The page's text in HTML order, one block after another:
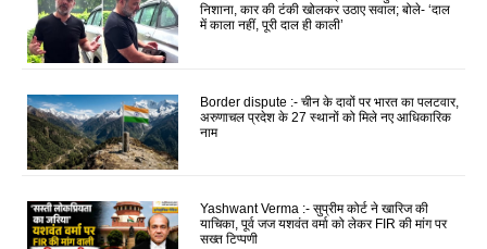
निशाना, कार की टंकी खोलकर उठाए सवाल; बोले- ‘दाल
में काला नहीं, पूरी दाल ही काली’
Border dispute :- चीन के दावों पर भारत का पलटवार,
अरुणाचल प्रदेश के 27 स्थानों को मिले नए आधिकारिक
नाम
Yashwant Verma :- सुप्रीम कोर्ट ने खारिज की
याचिका, पूर्व जज यशवंत वर्मा को लेकर FIR की मांग पर
सख्त टिप्पणी